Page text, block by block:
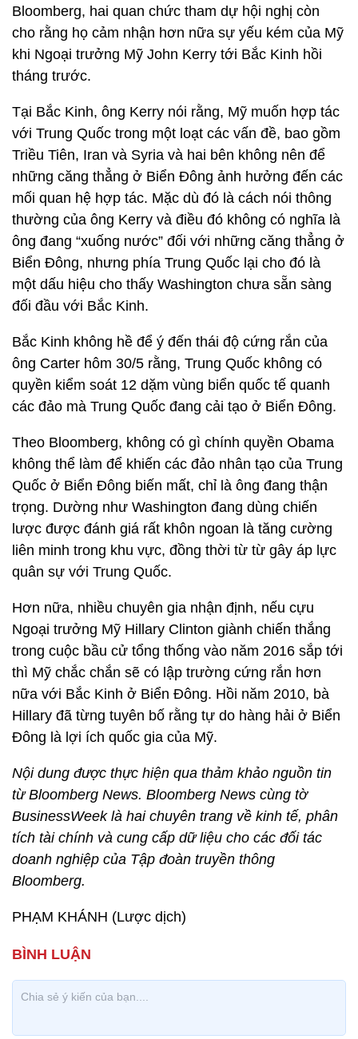
Bloomberg, hai quan chức tham dự hội nghị còn
cho rằng họ cảm nhận hơn nữa sự yếu kém của Mỹ
khi Ngoại trưởng Mỹ John Kerry tới Bắc Kinh hồi
tháng trước.
Tại Bắc Kinh, ông Kerry nói rằng, Mỹ muốn hợp tác
với Trung Quốc trong một loạt các vấn đề, bao gồm
Triều Tiên, Iran và Syria và hai bên không nên để
những căng thẳng ở Biển Đông ảnh hưởng đến các
mối quan hệ hợp tác. Mặc dù đó là cách nói thông
thường của ông Kerry và điều đó không có nghĩa là
ông đang “xuống nước” đối với những căng thẳng ở
Biển Đông, nhưng phía Trung Quốc lại cho đó là
một dấu hiệu cho thấy Washington chưa sẵn sàng
đối đầu với Bắc Kinh.
Bắc Kinh không hề để ý đến thái độ cứng rắn của
ông Carter hôm 30/5 rằng, Trung Quốc không có
quyền kiểm soát 12 dặm vùng biển quốc tế quanh
các đảo mà Trung Quốc đang cải tạo ở Biển Đông.
Theo Bloomberg, không có gì chính quyền Obama
không thể làm để khiến các đảo nhân tạo của Trung
Quốc ở Biển Đông biến mất, chỉ là ông đang thận
trọng. Dường như Washington đang dùng chiến
lược được đánh giá rất khôn ngoan là tăng cường
liên minh trong khu vực, đồng thời từ từ gây áp lực
quân sự với Trung Quốc.
Hơn nữa, nhiều chuyên gia nhận định, nếu cựu
Ngoại trưởng Mỹ Hillary Clinton giành chiến thắng
trong cuộc bầu cử tổng thống vào năm 2016 sắp tới
thì Mỹ chắc chắn sẽ có lập trường cứng rắn hơn
nữa với Bắc Kinh ở Biển Đông. Hồi năm 2010, bà
Hillary đã từng tuyên bố rằng tự do hàng hải ở Biển
Đông là lợi ích quốc gia của Mỹ.
Nội dung được thực hiện qua thảm khảo nguồn tin
từ Bloomberg News. Bloomberg News cùng tờ
BusinessWeek là hai chuyên trang về kinh tế, phân
tích tài chính và cung cấp dữ liệu cho các đối tác
doanh nghiệp của Tập đoàn truyền thông
Bloomberg.
PHẠM KHÁNH (Lược dịch)